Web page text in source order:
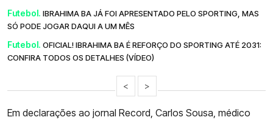
Futebol. IBRAHIMA BA JÁ FOI APRESENTADO PELO SPORTING, MAS
SÓ PODE JOGAR DAQUI A UM MÊS
Futebol. OFICIAL! IBRAHIMA BA É REFORÇO DO SPORTING ATÉ 2031:
CONFIRA TODOS OS DETALHES (VÍDEO)
< >
Em declarações ao jornal Record, Carlos Sousa, médico